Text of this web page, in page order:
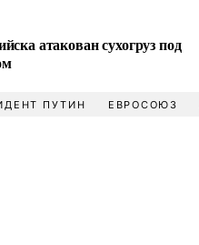
атакован сухогруз под
ПУТИН ЕВРОСОЮЗ